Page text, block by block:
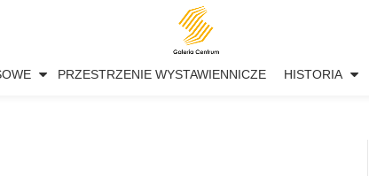
PRZESTRZENIE WYSTAWIENNICZE HISTORIA